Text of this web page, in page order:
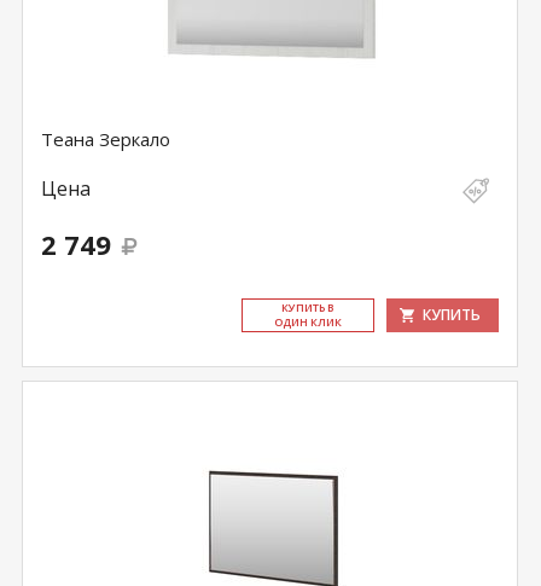
Теана Зеркало
Цена
2 749
КУ­ПИТЬ В
ОДИН КЛИК
КУПИТЬ